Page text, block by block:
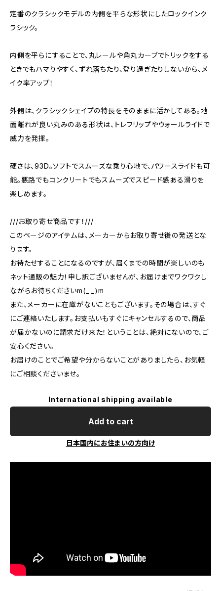
定番のクラシックモデルの内側を平らな形状にしたロックインク
ラシック。
内側を平らにすることで、丸レールや角丸カーブでトリックをする
ときでもハマりやすく、ずれ落ちたり、登り過ぎたりしないから、メ
イク率アップ！
外側は、クラシックシェイプの特長をそのままに活かしてある。地
面離れが良い丸みのある形状は、トレフリップやウォールライドで
威力を発揮。
硬さは、93D。ソフトでスムーズな乗り心地で、パワースライドも可
能。悪路でもコンクリートでもスムーズでスピード感ある滑りを
楽しめます。
///お取り寄せ商品です！///
このページのアイテムは、メーカーからお取り寄せ後の発送とな
ります。
お待たせすることになるのですが、届くまでの時間が楽しいのも
ネット通販の魅力！申し訳ございませんが、お届けまでワクワクし
ながらお待ちくださいm(_ _)m
また、メーカーに在庫がないこともございます。その場合は、すぐ
にご連絡いたします。お支払いもすぐにキャンセルするので、商品
が届かないのに請求だけ来た！ということは、絶対にないので、ご
安心ください。
お届けのことでご希望や分からないことがありましたら、お気軽
にご相談くださいませ。
International shipping available
Add to cart
日本国内にお住まいの方向け